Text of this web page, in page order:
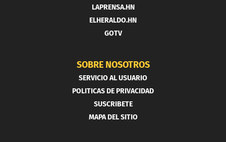
LAPRENSA.HN
ELHERALDO.HN
GOTV
SOBRE NOSOTROS
SERVICIO AL USUARIO
POLITICAS DE PRIVACIDAD
SUSCRIBETE
MAPA DEL SITIO